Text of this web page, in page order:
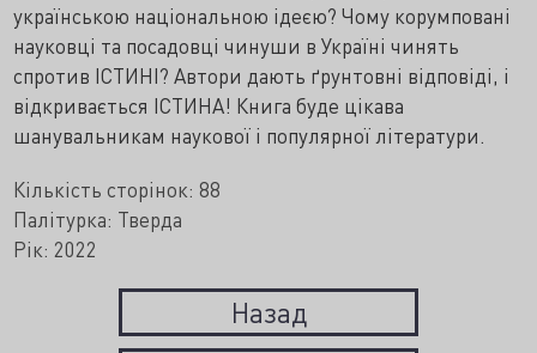
українською національною ідеєю? Чому корумповані
науковці та посадовці чинуши в Україні чинять
спротив ІСТИНІ? Автори дають ґрунтовні відповіді, і
відкривається ІСТИНА! Книга буде цікава
шанувальникам наукової і популярної літератури.
Кількість сторінок: 88
Палітурка: Тверда
Рік: 2022
Назад